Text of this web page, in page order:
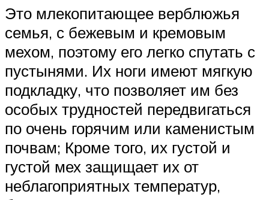
Это млекопитающее верблюжья
семья, с бежевым и кремовым
мехом, поэтому его легко спутать с
пустынями. Их ноги имеют мягкую
подкладку, что позволяет им без
особых трудностей передвигаться
по очень горячим или каменистым
почвам; Кроме того, их густой и
густой мех защищает их от
неблагоприятных температур,